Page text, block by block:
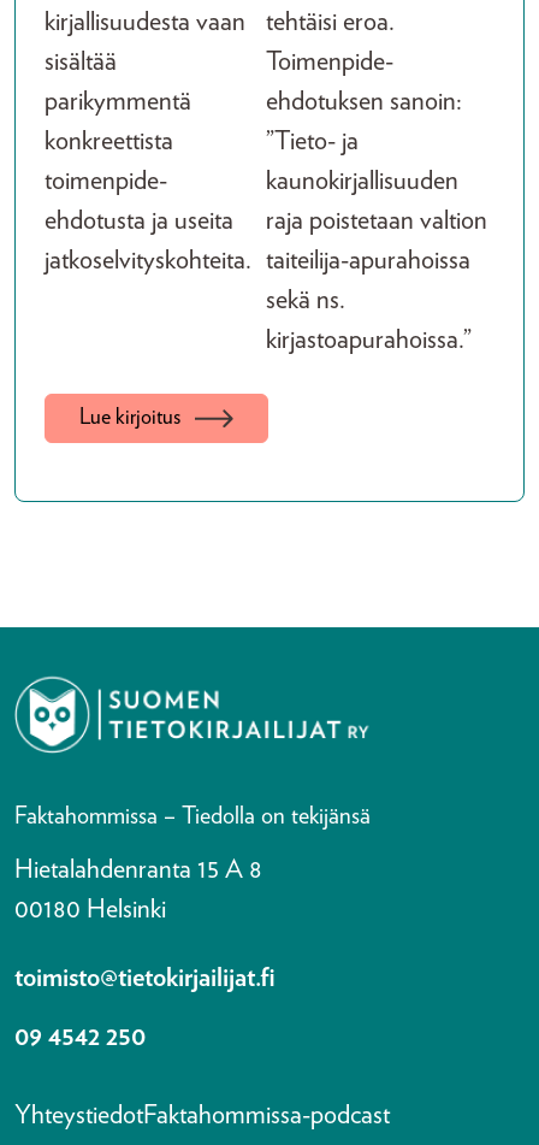
kirjallisuudesta vaan
sisältää
parikymmentä
konkreettista
toimenpide-
ehdotusta ja useita
jatkoselvityskohteita.
tehtäisi eroa.
Toimenpide-
ehdotuksen sanoin:
”Tieto- ja
kaunokirjallisuuden
raja poistetaan valtion
taiteilija-apurahoissa
sekä ns.
kirjastoapurahoissa.”
Lue kirjoitus
Faktahommissa – Tiedolla on tekijänsä
Hietalahdenranta 15 A 8
00180 Helsinki
toimisto@tietokirjailijat.fi
09 4542 250
YhteystiedotFaktahommissa-podcast